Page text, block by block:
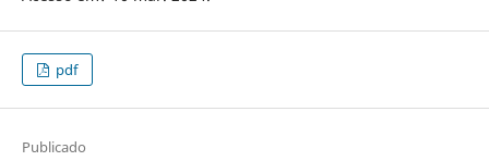
pdf
Publicado